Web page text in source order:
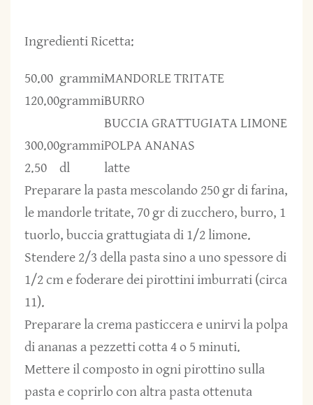
Ingredienti Ricetta:
50.00 grammiMANDORLE TRITATE
120.00grammiBURRO
BUCCIA GRATTUGIATA LIMONE
300.00grammiPOLPA ANANAS
2.50
dl
latte
Preparare la pasta mescolando 250 gr di farina,
le mandorle tritate, 70 gr di zucchero, burro, 1
tuorlo, buccia grattugiata di 1/2 limone.
Stendere 2/3 della pasta sino a uno spessore di
1/2 cm e foderare dei pirottini imburrati (circa
11).
Preparare la crema pasticcera e unirvi la polpa
di ananas a pezzetti cotta 4 o 5 minuti.
Mettere il composto in ogni pirottino sulla
pasta e coprirlo con altra pasta ottenuta